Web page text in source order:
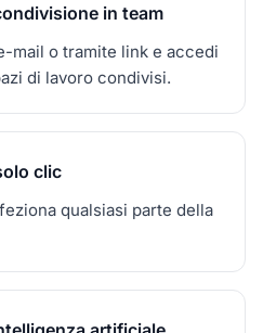
in team
mail o tramite link e accedi
di lavoro condivisi.
clic
qualsiasi parte della